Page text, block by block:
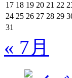
17 18 19 20 21 22
24 25 26 27 28 29
31
« 7月